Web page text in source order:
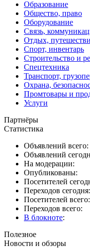
Образование
Общество, право
Оборудование
Связь,
Отдых,
Спорт, инвентарь
Строительство и
Спецтехника
Транспорт,
Охрана,
Промтовары и
Услуги
Партнёры
Статистика
Объявлений всего:
Объявлений
На модерации:
Опубликованы:
Посетителей
Переходов сегодня:
Посетителей всего:
Переходов всего:
В блокноте:
Полезное
Новости и обзоры